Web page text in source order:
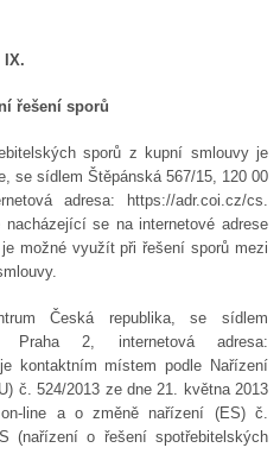
IX.
řešení sporů
sporů z kupní smlouvy je
se sídlem Štěpánská 567/15, 120 00
adresa: https://adr.coi.cz/cs.
se na internetové adrese
možné využít při řešení sporů mezi
Česká republika, se sídlem
2, internetová adresa:
kontaktním místem podle Nařízení
č. 524/2013 ze dne 21. května 2013
line a o změně nařízení (ES) č.
(nařízení o řešení spotřebitelských